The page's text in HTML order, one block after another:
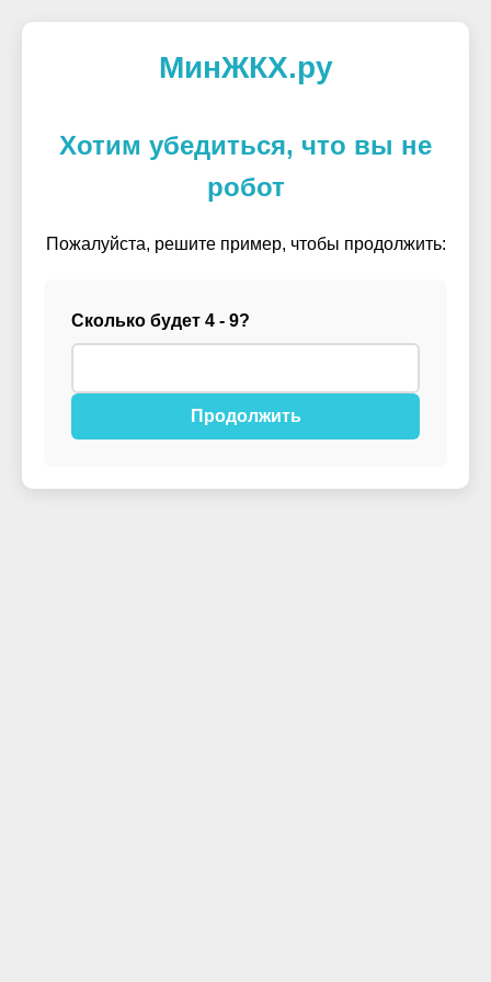
МинЖКХ.ру
Хотим убедиться, что вы не
робот
Пожалуйста, решите пример, чтобы продолжить:
Сколько будет 4 - 9?
Продолжить